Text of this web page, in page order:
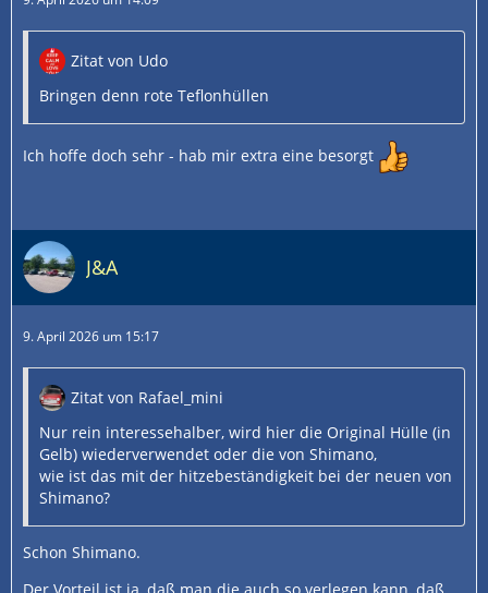
Zitat von Udo
Bringen denn rote Teflonhüllen
Ich hoffe doch sehr - hab mir extra eine besorgt
J&A
9. April 2026 um 15:17
Zitat von Rafael_mini
Nur rein interessehalber, wird hier die Original Hülle (in
Gelb) wiederverwendet oder die von Shimano,
wie ist das mit der hitzebeständigkeit bei der neuen von
Shimano?
Schon Shimano.